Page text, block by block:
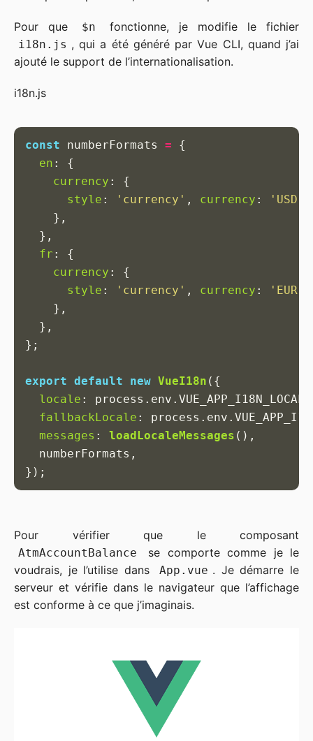
Pour que $n fonctionne, je modifie le fichier
i18n.js , qui a été généré par Vue CLI, quand j’ai
ajouté le support de l’internationalisation.
i18n.js
const numberFormats =
{
en :
{
currency :
{
style : ' currency ' , currency : ' USD
},
},
fr :
{
currency :
{
style : ' currency ' , currency : ' EUR
},
},
};
export default new VueI18n ({
locale : process . env . VUE_APP_I18N_LOCALE
fallbackLocale : process . env .
messages : loadLocaleMessages (),
numberFormats ,
});
Pour vérifier que le composant
AtmAccountBalance
se comporte comme je le
voudrais, je l’utilise dans
App.vue . Je démarre le
serveur et vérifie dans le navigateur que l’affichage
est conforme à ce que j’imaginais.